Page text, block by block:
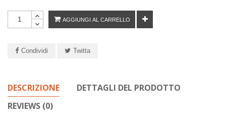
AGGIUNGI AL CARRELLO
Condividi Twitta
DESCRIZIONE
DETTAGLI DEL PRODOTTO
REVIEWS (0)